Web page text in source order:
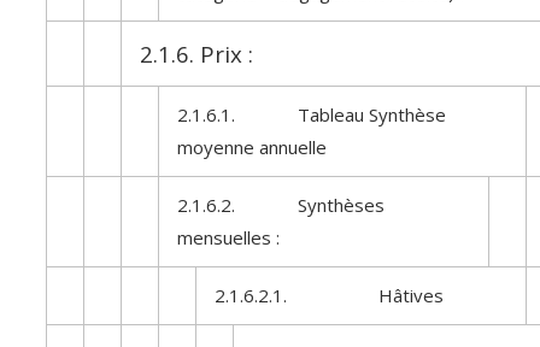
2.1.6. Prix :
2.1.6.1. Tableau Synthèse
moyenne annuelle
2.1.6.2. Synthèses
mensuelles :
2.1.6.2.1. Hâtives